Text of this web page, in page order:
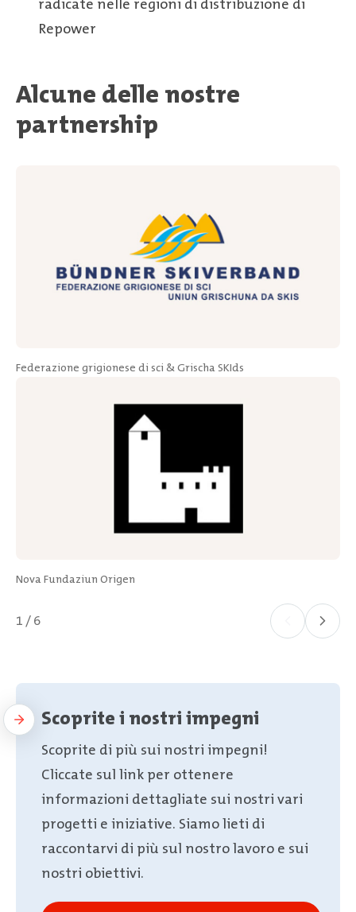
radicate nelle regioni di distribuzione di
Repower
Alcune delle nostre
partnership
Federazione grigionese di sci & Grischa SKIds
Nova Fundaziun Origen
1 / 6
Scoprite i nostri impegni
Scoprite di più sui nostri impegni!
Cliccate sul link per ottenere
informazioni dettagliate sui nostri vari
progetti e iniziative. Siamo lieti di
raccontarvi di più sul nostro lavoro e sui
nostri obiettivi.